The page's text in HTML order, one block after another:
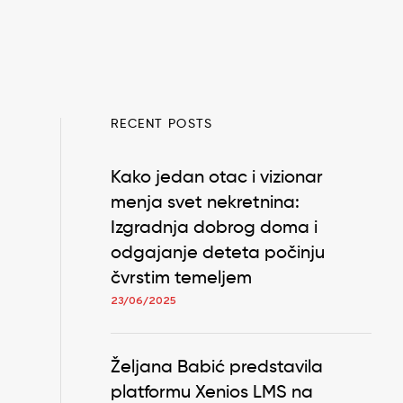
RECENT POSTS
Kako jedan otac i vizionar
menja svet nekretnina:
Izgradnja dobrog doma i
odgajanje deteta počinju
čvrstim temeljem
23/06/2025
Željana Babić predstavila
platformu Xenios LMS na